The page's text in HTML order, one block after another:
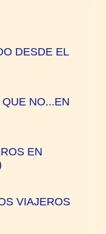
DESDE EL
NO...EN
EN
VIAJEROS